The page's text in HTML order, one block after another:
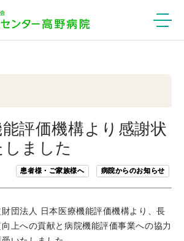
能評価機構より感謝状
ました
患者様・ご家族様へ 病院からのお知らせ
団法人 日本医療機能評価機構より、長
上への貢献と病院機能評価事業への協力